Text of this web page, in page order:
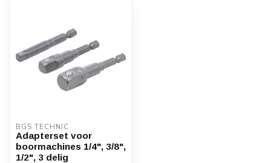
BGS TECHNIC
Adapterset voor
boormachines 1/4", 3/8",
1/2", 3 delig